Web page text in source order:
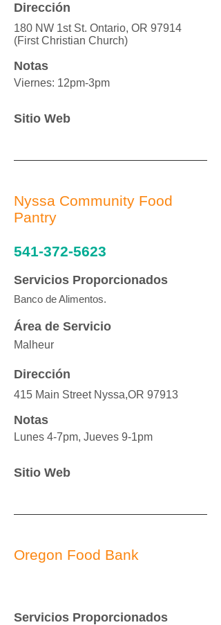
Dirección
180 NW 1st St. Ontario, OR 97914
(First Christian Church)
Notas
Viernes: 12pm-3pm
Sitio Web
Nyssa Community Food
Pantry
541-372-5623
Servicios Proporcionados
Banco de Alimentos.
Área de Servicio
Malheur
Dirección
415 Main Street Nyssa,OR 97913
Notas
Lunes 4-7pm, Jueves 9-1pm
Sitio Web
Oregon Food Bank
Servicios Proporcionados